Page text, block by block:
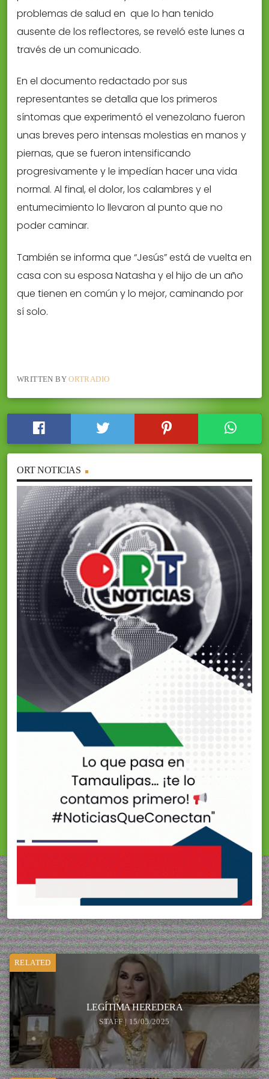
problemas de salud en que lo han tenido
ausente de los reflectores, se reveló este lunes a
través de un comunicado.
En el documento redactado por sus
representantes se detalla que los primeros
síntomas que experimentó el venezolano fueron
unas breves pero intensas molestias en manos y
piernas, que se fueron intensificando
progresivamente y le impedían hacer una vida
normal. Al final, el dolor, los calambres y el
entumecimiento lo llevaron al punto que no
poder caminar.
También se informa que “Jesús” está de vuelta en
casa con su esposa Natasha y el hijo de un año
que tienen en común y lo mejor, caminando por
sí solo.
WRITTEN BYORTRADIO
ORT NOTICIAS
RELATED
LEGÍTIMA HEREDERA
STAFF | 15/05/2025